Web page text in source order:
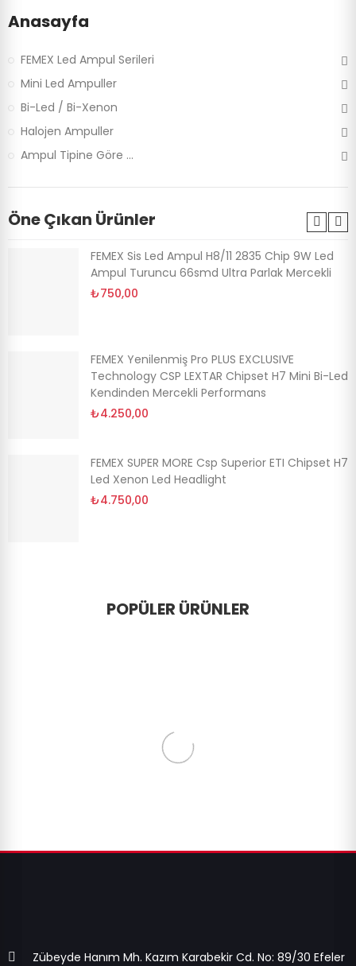
Anasayfa
FEMEX Led Ampul Serileri
Mini Led Ampuller
Bi-Led / Bi-Xenon
Halojen Ampuller
Ampul Tipine Göre ...
Öne Çıkan Ürünler
FEMEX Sis Led Ampul H8/11 2835 Chip 9W Led
Ampul Turuncu 66smd Ultra Parlak Mercekli
₺750,00
FEMEX Yenilenmiş Pro PLUS EXCLUSIVE
Technology CSP LEXTAR Chipset H7 Mini Bi-Led
Kendinden Mercekli Performans
₺4.250,00
FEMEX SUPER MORE Csp Superior ETI Chipset H7
Led Xenon Led Headlight
₺4.750,00
POPÜLER ÜRÜNLER
Zübeyde Hanım Mh. Kazım Karabekir Cd. No: 89/30 Efeler